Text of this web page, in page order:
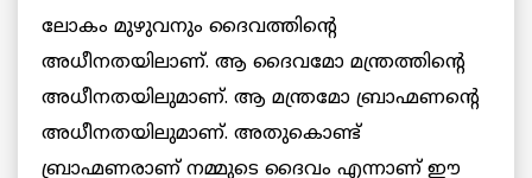
ലോകം മുഴുവനും ദൈവത്തിന്റെ
അധീനതയിലാണ്. ആ ദൈവമോ മന്ത്രത്തിന്റെ
അധീനതയിലുമാണ്. ആ മന്ത്രമോ ബ്രാഹ്മണന്റെ
അധീനതയിലുമാണ്. അതുകൊണ്ട്
ബ്രാഹ്മണരാണ് നമ്മുടെ ദൈവം എന്നാണ് ഈ